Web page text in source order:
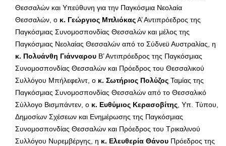
Θεσσαλών και Υπεύθυνη για την Παγκόσμια Νεολαία
Θεσσαλών, ο κ. Γεώργιος ΜπλιόκαςΑ’ Αντιπρόεδρος της
Παγκόσμιας Συνομοσπονδίας Θεσσαλών και μέλος της
Παγκόσμιας Νεολαίας Θεσσαλών από το Σύδνεϋ Αυστραλίας, η
κ. Πολυάνθη Γιάνναρου Β’ Αντιπρόεδρος της Παγκόσμιας
Συνομοσπονδίας Θεσσαλών και Πρόεδρος του Θεσσαλικού
Συλλόγου Μπήλεφελντ, ο κ. Σωτήριος Πολύζος Ταμίας της
Παγκόσμιας Συνομοσπονδίας Θεσσαλών από το Θεσσαλικό
Σύλλογο Βισμπάντεν, ο κ. Ευθύμιος Κερασοβίτης , Υπ. Τύπου,
Δημοσίων Σχέσεων και Ενημέρωσης της Παγκόσμιας
Συνομοσπονδίας Θεσσαλών και Πρόεδρος του Τρικαλινού
Συλλόγου Νυρεμβέργης, η κ. Ελευθερία Θάνου Πρόεδρος της